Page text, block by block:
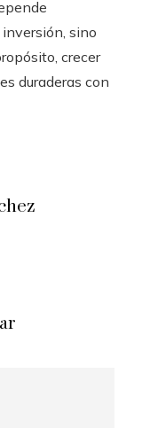
sino
crecer
duraderas con